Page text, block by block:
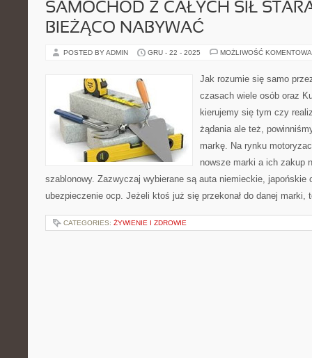
SAMOCHÓD Z CAŁYCH SIŁ
BIEŻĄCO NABYWAĆ
POSTED BY ADMIN GRU - 22 - 2025 MOŻLIWOŚĆ
Jak rozumie się samo
czasach wiele osób oraz
kierujemy się tym czy
żądania ale też,
markę. Na rynku
nowsze marki a ich zakup
szablonowy. Zazwyczaj wybierane są auta niemieckie, japońskie
ubezpieczenie ocp. Jeżeli ktoś już się przekonał do danej
CATEGORIES: ŻYWIENIE I ZDROWIE